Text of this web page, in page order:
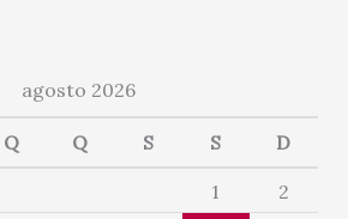
agosto 2026
Q Q S S D
1
2